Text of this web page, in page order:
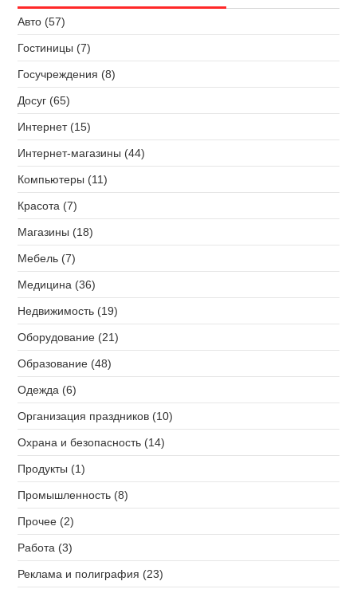
Авто (57)
Гостиницы (7)
Госучреждения (8)
Досуг (65)
Интернет (15)
Интернет-магазины (44)
Компьютеры (11)
Красота (7)
Магазины (18)
Мебель (7)
Медицина (36)
Недвижимость (19)
Оборудование (21)
Образование (48)
Одежда (6)
Организация праздников (10)
Охрана и безопасность (14)
Продукты (1)
Промышленность (8)
Прочее (2)
Работа (3)
Реклама и полиграфия (23)